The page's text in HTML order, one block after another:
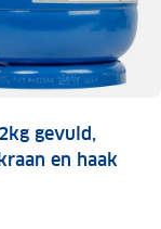
gevuld,
en haak